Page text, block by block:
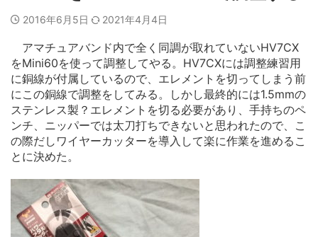
2016年6月5日 2021年4月4日
アマチュアバンド内で全く同調が取れていないHV7CX
をMini60を使って調整してやる。HV7CXには調整練習用
に銅線が付属しているので、エレメントを切ってしまう前
にこの銅線で調整をしてみる。しかし最終的には1.5mmの
ステンレス製？エレメントを切る必要があり、手持ちのペ
ンチ、ニッパーでは太刀打ちできないと思われたので、こ
の際だしワイヤーカッターを導入して楽に作業を進めるこ
とに決めた。